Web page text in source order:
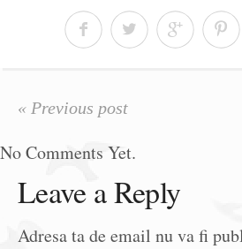
« Previous post
No Comments Yet.
Leave a Reply
Adresa ta de email nu va fi